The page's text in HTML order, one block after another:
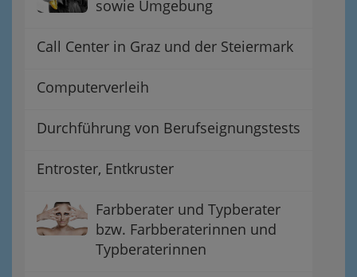
sowie Umgebung
Call Center in Graz und der Steiermark
Computerverleih
Durchführung von Berufseignungstests
Entroster, Entkruster
Farbberater und Typberater
bzw. Farbberaterinnen und
Typberaterinnen